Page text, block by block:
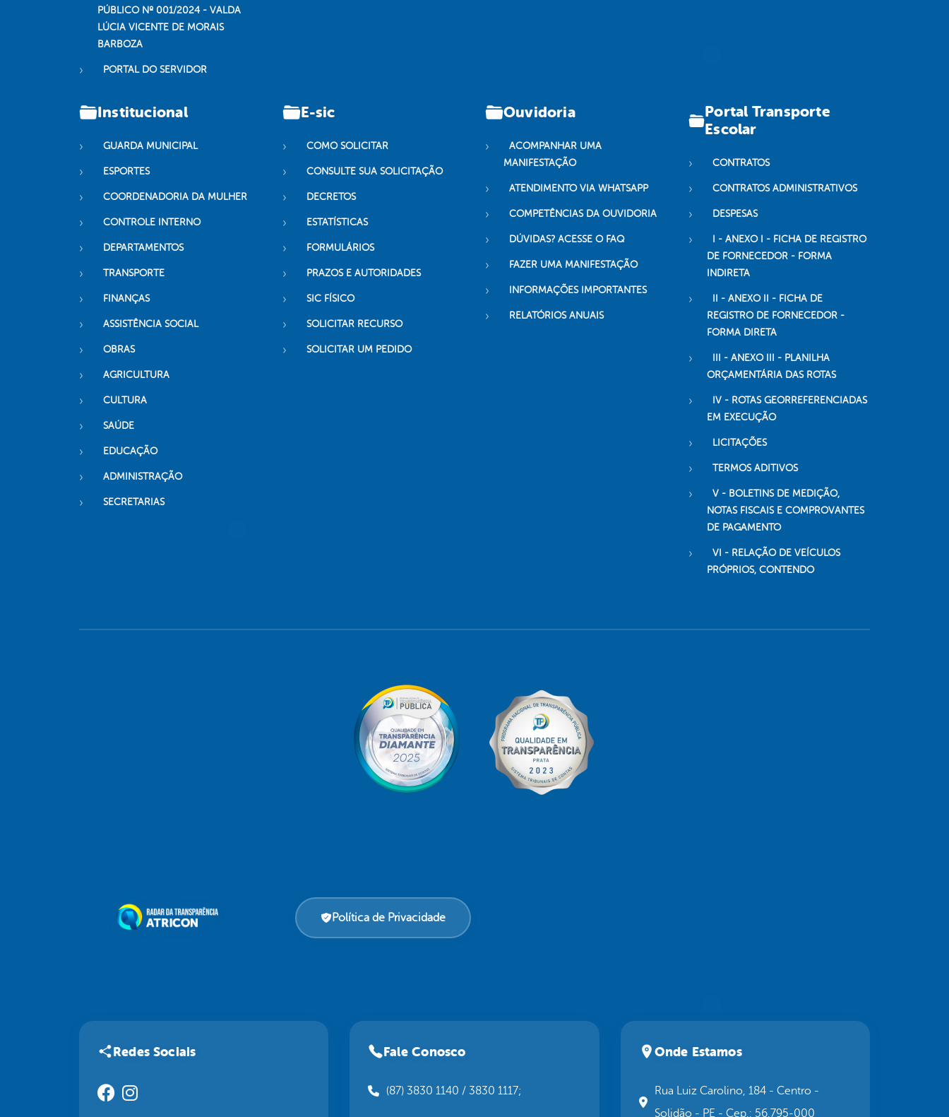
PÚBLICO Nº 001/2024 - VALDA
LÚCIA VICENTE DE MORAIS
BARBOZA
PORTAL DO SERVIDOR
Institucional
GUARDA MUNICIPAL
ESPORTES
COORDENADORIA DA MULHER
CONTROLE INTERNO
DEPARTAMENTOS
TRANSPORTE
FINANÇAS
ASSISTÊNCIA SOCIAL
OBRAS
AGRICULTURA
CULTURA
SAÚDE
EDUCAÇÃO
ADMINISTRAÇÃO
SECRETARIAS
E-sic
COMO SOLICITAR
CONSULTE SUA SOLICITAÇÃO
DECRETOS
ESTATÍSTICAS
FORMULÁRIOS
PRAZOS E AUTORIDADES
SIC FÍSICO
SOLICITAR RECURSO
SOLICITAR UM PEDIDO
Ouvidoria
ACOMPANHAR UMA
MANIFESTAÇÃO
ATENDIMENTO VIA WHATSAPP
COMPETÊNCIAS DA OUVIDORIA
DÚVIDAS? ACESSE O FAQ
FAZER UMA MANIFESTAÇÃO
INFORMAÇÕES IMPORTANTES
RELATÓRIOS ANUAIS
Portal Transporte
Escolar
CONTRATOS
CONTRATOS ADMINISTRATIVOS
DESPESAS
I - ANEXO I - FICHA DE REGISTRO
DE FORNECEDOR - FORMA
INDIRETA
II - ANEXO II - FICHA DE
REGISTRO DE FORNECEDOR -
FORMA DIRETA
III - ANEXO III - PLANILHA
ORÇAMENTÁRIA DAS ROTAS
IV - ROTAS GEORREFERENCIADAS
EM EXECUÇÃO
LICITAÇÕES
TERMOS ADITIVOS
V - BOLETINS DE MEDIÇÃO,
NOTAS FISCAIS E COMPROVANTES
DE PAGAMENTO
VI - RELAÇÃO DE VEÍCULOS
PRÓPRIOS, CONTENDO
Política de Privacidade
Redes Sociais Fale Conosco
(87) 3830 1140 / 3830 1117;
Onde Estamos
Rua Luiz Carolino, 184 - Centro -
Solidão - PE - Cep.: 56.795-000